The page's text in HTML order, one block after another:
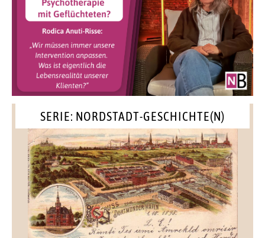
SERIE: NORDSTADT-GESCHICHTE(N)